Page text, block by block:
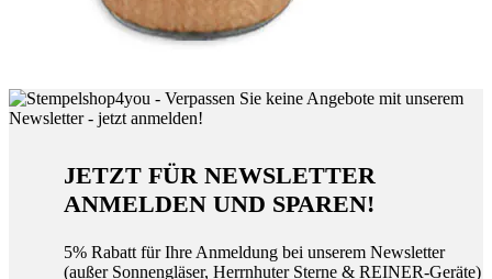
JETZT FÜR NEWSLETTER
ANMELDEN UND SPAREN!
5% Rabatt für Ihre Anmeldung bei unserem Newsletter
(außer Sonnengläser, Herrnhuter Sterne & REINER-Geräte)